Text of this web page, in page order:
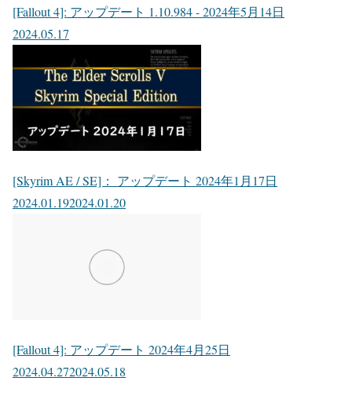
[Fallout 4]: アップデート 1.10.984 - 2024年5月14日
2024.05.17
[Skyrim AE / SE]： アップデート 2024年1月17日
2024.01.192024.01.20
[Fallout 4]: アップデート 2024年4月25日
2024.04.272024.05.18